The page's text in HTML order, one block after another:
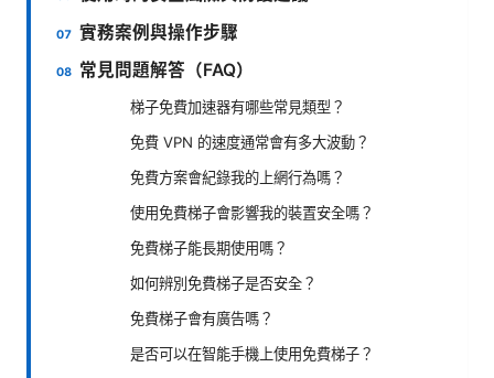
實務案例與操作步驟
常見問題解答（FAQ）
梯子免費加速器有哪些常見類型？
免費 VPN 的速度通常會有多大波動？
免費方案會紀錄我的上網行為嗎？
使用免費梯子會影響我的裝置安全嗎？
免費梯子能長期使用嗎？
如何辨別免費梯子是否安全？
免費梯子會有廣告嗎？
是否可以在智能手機上使用免費梯子？